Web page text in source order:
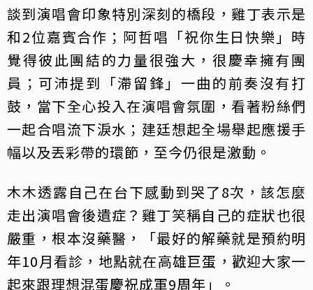
談到演唱會印象特別深刻的橋段，雞丁表示是
和2位嘉賓合作；阿哲唱「祝你生日快樂」時
覺得彼此團結的力量很強大，很慶幸擁有團
員；可沛提到「滯留鋒」一曲的前奏沒有打
鼓，當下全心投入在演唱會氛圍，看著粉絲們
一起合唱流下淚水；建廷想起全場舉起應援手
幅以及丟彩帶的環節，至今仍很是激動。
木木透露自己在台下感動到哭了8次，該怎麼
走出演唱會後遺症？雞丁笑稱自己的症狀也很
嚴重，根本沒藥醫，「最好的解藥就是預約明
年10月看診，地點就在高雄巨蛋，歡迎大家一
起來跟理想混蛋慶祝成軍9周年」。